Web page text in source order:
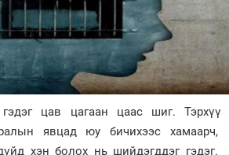
гэдэг цав цагаан цаас шиг. Тэрхүү
явцад юу бичихээс хамаарч,
хэн болох нь шийдэгддэг гэдэг.